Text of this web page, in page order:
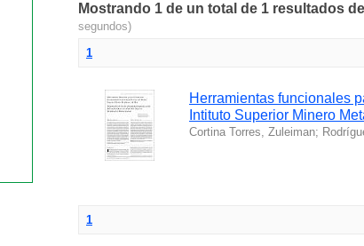
Mostrando 1 de un total de 1 resultados
segundos)
1
Herramientas funcionales
Intituto Superior Minero
Cortina Torres, Zuleiman;
1